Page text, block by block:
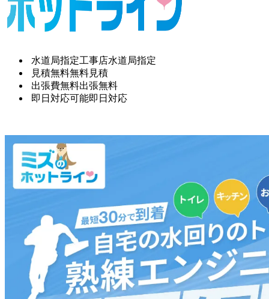
水道局指定工事店水道局指定
見積無料無料見積
出張費無料出張無料
即日対応可能即日対応